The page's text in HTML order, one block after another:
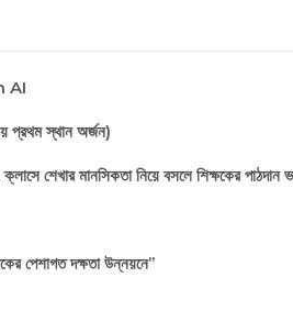
AI
প্রথম স্থান অর্জন)
ক্লাসে শেখার মানসিকতা নিয়ে বসলে শিক্ষকের
পেশাগত দক্ষতা উন্নয়নে’’